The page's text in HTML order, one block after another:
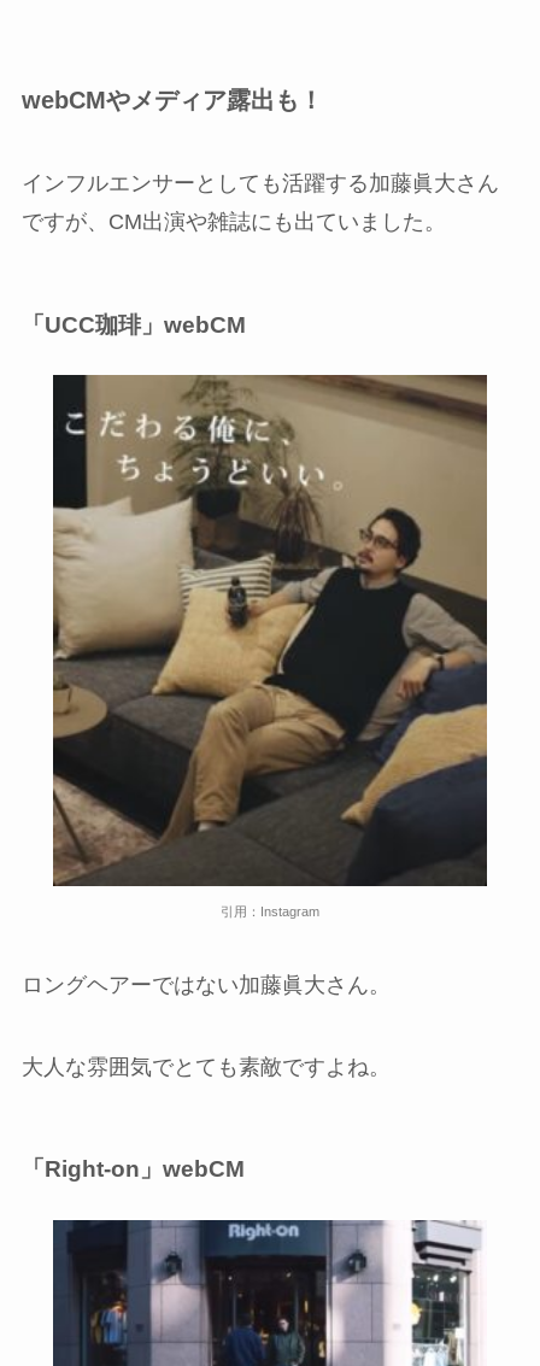
webCMやメディア露出も！
インフルエンサーとしても活躍する加藤眞大さん
ですが、CM出演や雑誌にも出ていました。
「UCC珈琲」webCM
引用：Instagram
ロングヘアーではない加藤眞大さん。
大人な雰囲気でとても素敵ですよね。
「Right-on」webCM